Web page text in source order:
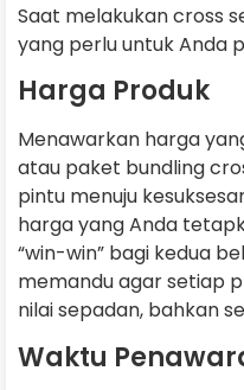
Saat melakukan cross
yang perlu untuk Anda
Harga Produk
Menawarkan harga
atau paket bundling
pintu menuju
harga yang Anda
“win-win” bagi kedua
memandu agar setiap
nilai sepadan, bahkan
Waktu